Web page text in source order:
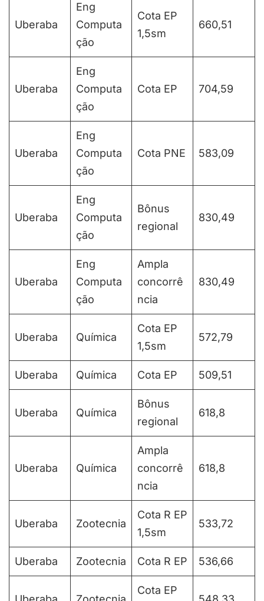
Uberaba
Eng
Computa
ção
Cota EP
1,5sm
660,51
Uberaba
Eng
Computa
ção
Cota EP 704,59
Uberaba
Eng
Computa
ção
Cota PNE 583,09
Uberaba
Eng
Computa
ção
Bônus
regional
830,49
Uberaba
Eng
Computa
ção
Ampla
concorrê
ncia
830,49
Uberaba Química
Cota EP
1,5sm
572,79
Uberaba Química Cota EP 509,51
Uberaba Química
Bônus
regional
618,8
Uberaba Química
Ampla
concorrê
ncia
618,8
Uberaba Zootecnia
Cota R EP
1,5sm
533,72
Uberaba Zootecnia Cota R EP 536,66
Cota EP